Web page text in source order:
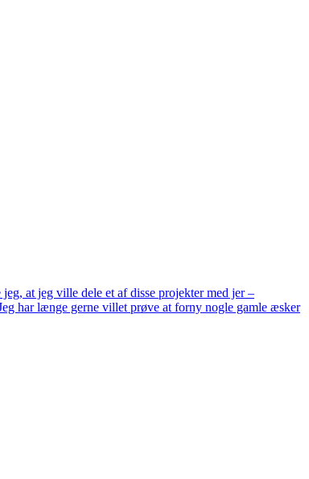
at jeg ville dele et af disse projekter med jer –
har længe gerne villet prøve at forny nogle gamle æsker